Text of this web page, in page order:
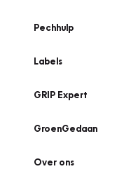
Pechhulp
Labels
GRIP Expert
GroenGedaan
Over ons